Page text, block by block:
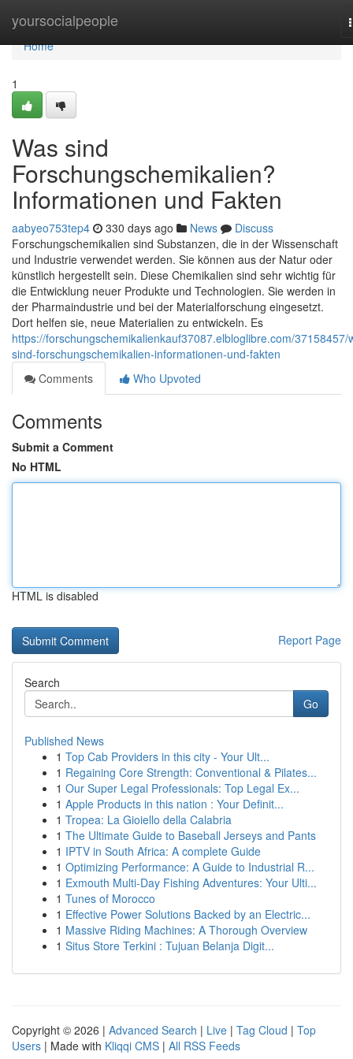
yoursocialpeople
Home
Home
1
Was sind
Forschungschemikalien?
Informationen und Fakten
aabyeo753tep4 330 days ago News
Discuss
Forschungschemikalien sind Substanzen, die in der Wissenschaft
und Industrie verwendet werden. Sie können aus der Natur oder
künstlich hergestellt sein. Diese Chemikalien sind sehr wichtig für
die Entwicklung neuer Produkte und Technologien. Sie werden in
der Pharmaindustrie und bei der Materialforschung eingesetzt.
Dort helfen sie, neue Materialien zu entwickeln. Es
https://forschungschemikalienkauf37087.elbloglibre.com/37158457/
sind-forschungschemikalien-informationen-und-fakten
Comments
Who Upvoted
Comments
Submit a Comment
No HTML
HTML is disabled
Report Page
Search
Go
Published News
1 Top Cab Providers in this city - Your Ult...
1 Regaining Core Strength: Conventional & Pilates...
1 Our Super Legal Professionals: Top Legal Ex...
1 Apple Products in this nation : Your Definit...
1 Tropea: La Gioiello della Calabria
1 The Ultimate Guide to Baseball Jerseys and Pants
1 IPTV in South Africa: A complete Guide
1 Optimizing Performance: A Guide to Industrial R...
1 Exmouth Multi-Day Fishing Adventures: Your Ulti...
1 Tunes of Morocco
1 Effective Power Solutions Backed by an Electric...
1 Massive Riding Machines: A Thorough Overview
1 Situs Store Terkini : Tujuan Belanja Digit...
Copyright © 2026 | Advanced Search | Live | Tag Cloud | Top
Users | Made with Kliqqi CMS | All RSS Feeds